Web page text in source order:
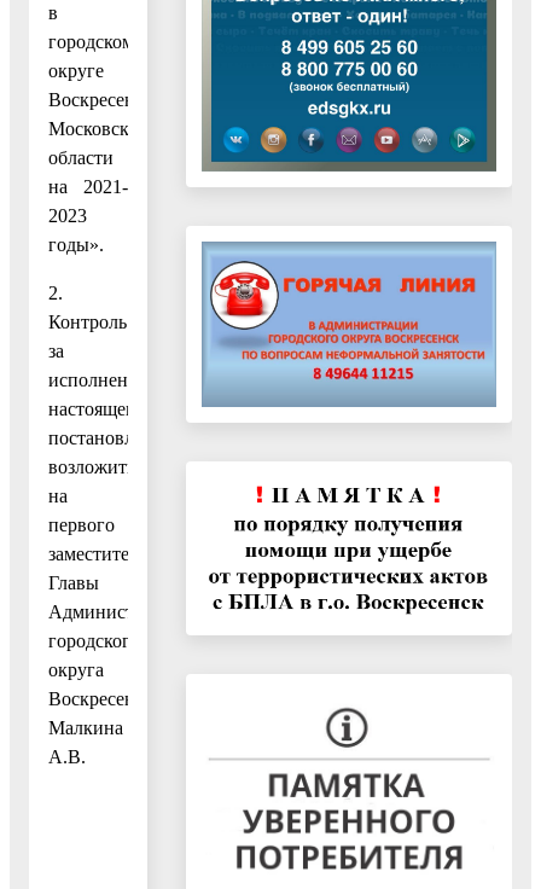
в
городском
округе
Воскресенск
Московской
области
на 2021-
2023
годы».
2.
Контроль
за
исполнением
настоящего
постановления
возложить
на
первого
заместителя
Главы
Администрации
городского
округа
Воскресенск
Малкина
А.В.